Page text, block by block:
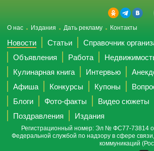
О нас Издания Дать рекламу Контакты
Новости Статьи
Справочник
Объявления
Работа
Кулинарная книга
Интервью
Афиша
Конкурсы Купоны
Блоги
Фото-факты
Видео сюжеты
Поздравления
Издания
Регистрационный номер: Эл № ФС77-73814
Федеральной службой по надзору в сфере
коммуникаций